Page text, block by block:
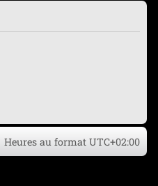
Heures au format UTC+02:00